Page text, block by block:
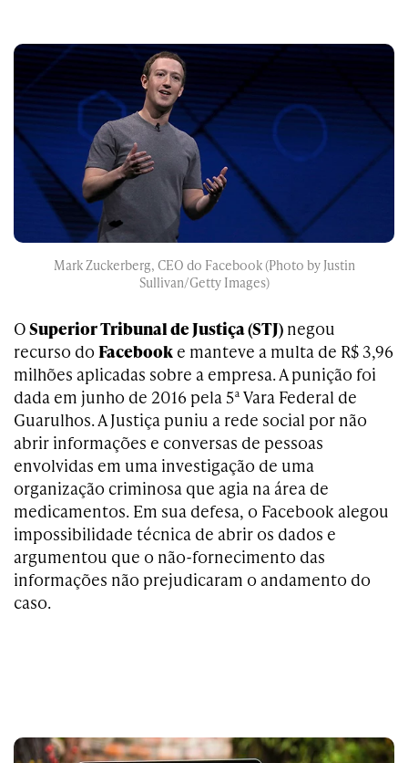
Mark Zuckerberg, CEO do Facebook (Photo by Justin
Sullivan/Getty Images)
OSuperior Tribunal de Justiça (STJ) negou
recurso do Facebook e manteve a multa de R$ 3,96
milhões aplicadas sobre a empresa. A punição foi
dada em junho de 2016 pela 5ª Vara Federal de
Guarulhos. A Justiça puniu a rede social por não
abrir informações e conversas de pessoas
envolvidas em uma investigação de uma
organização criminosa que agia na área de
medicamentos. Em sua defesa, o Facebook alegou
impossibilidade técnica de abrir os dados e
argumentou que o não-fornecimento das
informações não prejudicaram o andamento do
caso.